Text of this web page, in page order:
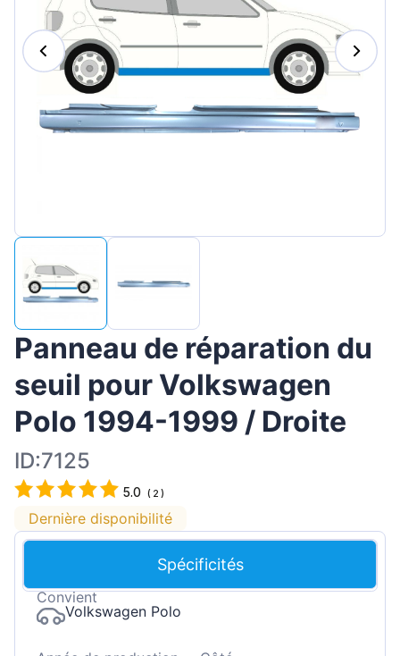
Magyar
Hrvatski
Slovenian
Panneau de réparation du
seuil pour Volkswagen
Polo 1994-1999 / Droite
ID:7125
5.0 ( 2 )
Dernière disponibilité
Spécificités
Convient
Volkswagen Polo